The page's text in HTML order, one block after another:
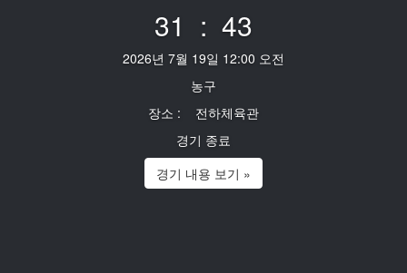
31 : 43
2026년 7월 19일 12:00 오전
농구
장소 : 전하체육관
경기 종료
경기 내용 보기 »